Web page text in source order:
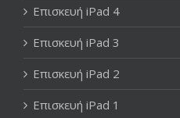
Επισκευή iPad 4
Επισκευή iPad 3
Επισκευή iPad 2
Επισκευή iPad 1